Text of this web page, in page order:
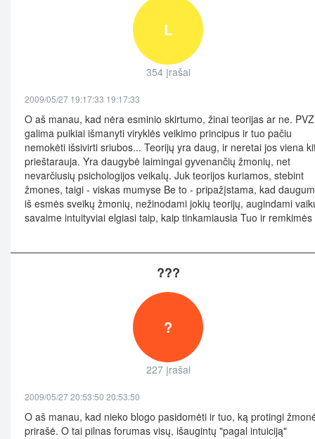
L
354 įrašai
2009/05/27 19:17:33 19:17:33
O aš manau, kad nėra esminio skirtumo, žinai teorijas ar ne.
galima puikiai išmanyti viryklės veikimo principus ir tuo pačiu
nemokėti išsivirti sriubos... Teorijų yra daug, ir neretai jos viena
prieštarauja. Yra daugybė laimingai gyvenančių žmonių, net
nevarčiusių psichologijos veikalų. Juk teorijos kuriamos, stebint
žmones, taigi - viskas mumyse Be to - pripažįstama, kad
iš esmės sveikų žmonių, nežinodami jokių teorijų, augindami
savaime intuityviai elgiasi taip, kaip tinkamiausia Tuo ir remkimės
???
?
227 įrašai
2009/05/27 20:53:50 20:53:50
O aš manau, kad nieko blogo pasidomėti ir tuo, ką protingi
prirašė. O tai pilnas forumas visų, išaugintų "pagal intuiciją"